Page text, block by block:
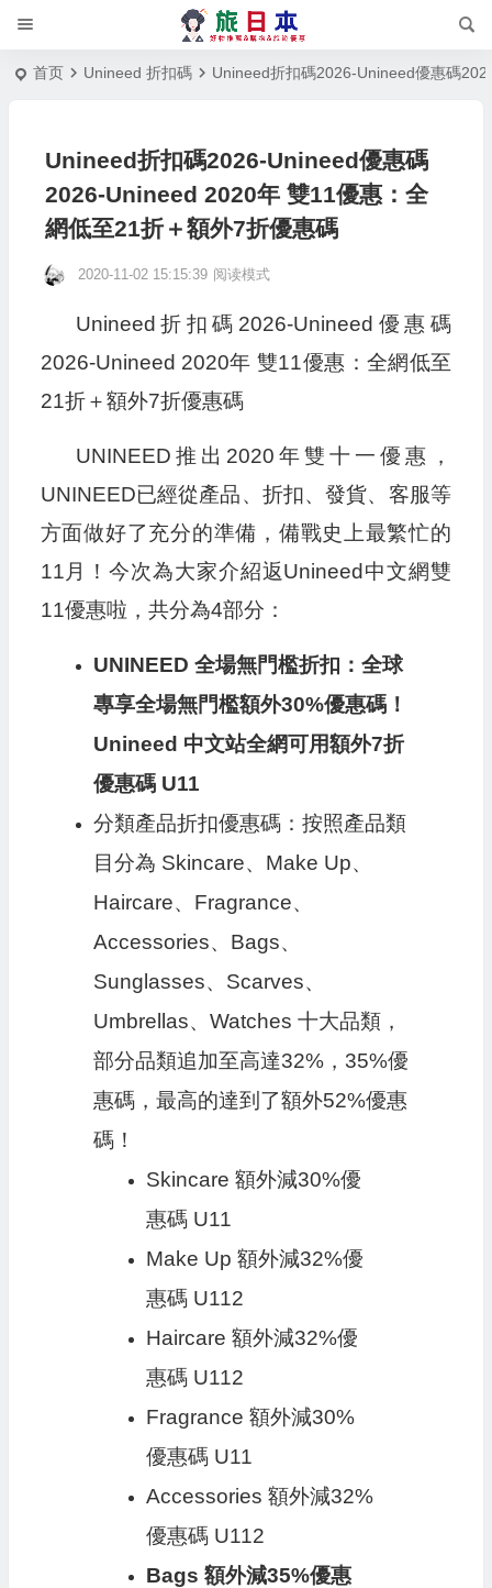
首页 Unineed 折扣碼 Unineed折扣碼2026-Unineed優惠碼
Unineed折扣碼2026-Unineed優惠碼
2026-Unineed 2020年 雙11優惠：全
網低至21折＋額外7折優惠碼
2020-11-02 15:15:39 阅读模式
Unineed折扣碼2026-Unineed優惠碼
2026-Unineed 2020年 雙11優惠：全網低至
21折＋額外7折優惠碼
UNINEED推出2020年雙十一優惠，
UNINEED已經從產品、折扣、發貨、客服等
方面做好了充分的準備，備戰史上最繁忙的
11月！今次為大家介紹返Unineed中文網雙
11優惠啦，共分為4部分：
UNINEED 全場無門檻折扣：全球
專享全場無門檻額外30%優惠碼！
Unineed 中文站全網可用額外7折
優惠碼 U11
分類產品折扣優惠碼：按照產品類
目分為 Skincare、Make Up、
Haircare、Fragrance、
Accessories、Bags、
Sunglasses、Scarves、
Umbrellas、Watches 十大品類，
部分品類追加至高達32%，35%優
惠碼，最高的達到了額外52%優惠
碼！
Skincare 額外減30%優
惠碼 U11
Make Up 額外減32%優
惠碼 U112
Haircare 額外減32%優
惠碼 U112
Fragrance 額外減30%
優惠碼 U11
Accessories 額外減32%
優惠碼 U112
Bags 額外減35%優惠